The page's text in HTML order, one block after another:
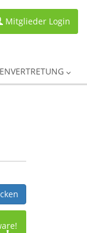
Mitglieder Login